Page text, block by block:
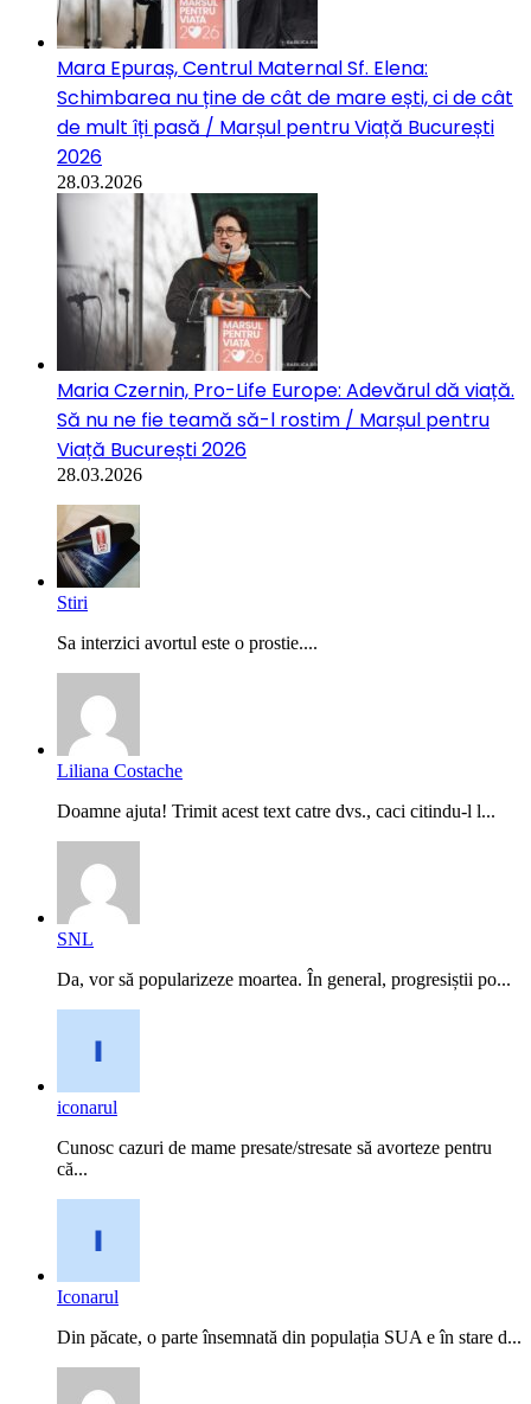
Mara Epuraș, Centrul Maternal Sf. Elena:
Schimbarea nu ține de cât de mare ești, ci de cât
de mult îți pasă / Marșul pentru Viață București
2026
28.03.2026
Maria Czernin, Pro-Life Europe: Adevărul dă viață.
Să nu ne fie teamă să-l rostim / Marșul pentru
Viață București 2026
28.03.2026
Stiri
Sa interzici avortul este o prostie....
Liliana Costache
Doamne ajuta! Trimit acest text catre dvs., caci citindu-l l...
SNL
Da, vor să popularizeze moartea. În general, progresiștii po...
iconarul
Cunosc cazuri de mame presate/stresate să avorteze pentru
că...
Iconarul
Din păcate, o parte însemnată din populația SUA e în stare d...